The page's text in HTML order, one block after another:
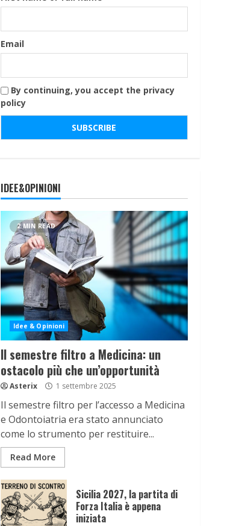
Email
By continuing, you accept the privacy
policy
IDEE&OPINIONI
2 MIN READ
Idee & Opinioni
Il semestre filtro a Medicina: un
ostacolo più che un’opportunità
Asterix 1 settembre 2025
Il semestre filtro per l’accesso a Medicina
e Odontoiatria era stato annunciato
come lo strumento per restituire...
Read More
Sicilia 2027, la partita di
Forza Italia è appena
iniziata